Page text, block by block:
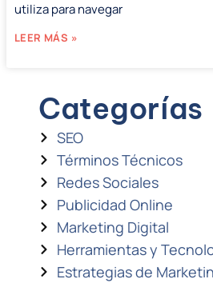
utiliza para navegar
LEER MÁS »
Categorías
SEO
Términos Técnicos
Redes Sociales
Publicidad Online
Marketing Digital
Herramientas y
Estrategias de